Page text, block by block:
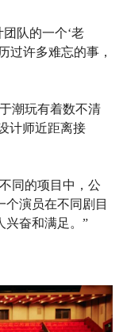
队的一个‘老
过许多难忘的事，
潮玩有着数不清
计师近距离接
同的项目中，公
演员在不同剧目
兴奋和满足。”